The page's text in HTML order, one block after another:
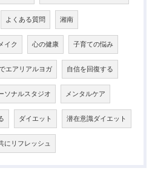
よくある質問 湘南
イク 心の健康 子育ての悩み
エアリアルヨガ 自信を回復する
ソナルスタジオ メンタルケア
ダイエット 潜在意識ダイエット
にリフレッシュ